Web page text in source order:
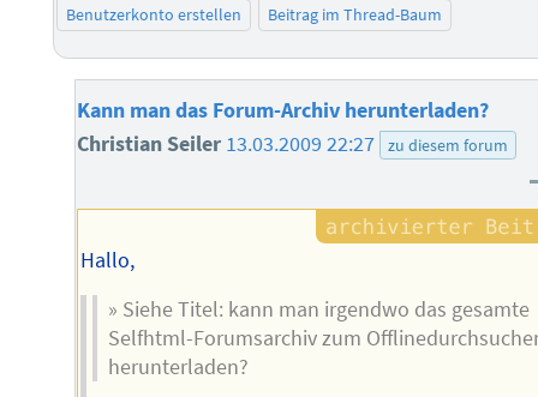
Benutzerkonto erstellen
Beitrag im Thread-Baum
Kann man das Forum-Archiv herunterladen?
Christian Seiler 13.03.2009 22:27 zu diesem forum
Hallo,
» Siehe Titel: kann man irgendwo das gesamte
Selfhtml-Forumsarchiv zum
herunterladen?